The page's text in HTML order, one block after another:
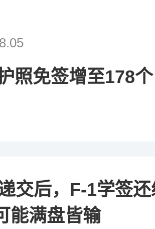
照免签增至178
交后，F-1学签
能满盘皆输